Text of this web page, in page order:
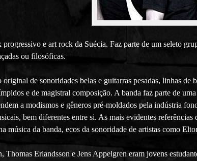
e art rock da Suécia. Faz parte de um seleto
ou filosóficas.
original de sonoridades belas e guitarras pesadas, linhas
e de magistral composição. A banda faz parte de
a modismos e gêneros pré-moldados pela indústria
bem diferentes entre si. As mais evidentes
música da banda, ecos da sonoridade de artistas como
Thomas Erlandsson e Jens Appelgren eram jovens